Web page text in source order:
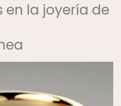
en la joyería de